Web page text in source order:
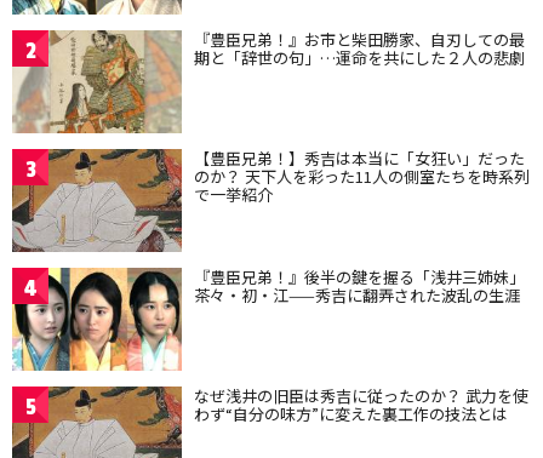
2 『豊臣兄弟！』お市と柴田勝家、自刃しての最
期と「辞世の句」…運命を共にした２人の悲劇
3 【豊臣兄弟！】秀吉は本当に「女狂い」だった
のか？ 天下人を彩った11人の側室たちを時系列
で一挙紹介
4 『豊臣兄弟！』後半の鍵を握る「浅井三姉妹」
茶々・初・江——秀吉に翻弄された波乱の生涯
5 なぜ浅井の旧臣は秀吉に従ったのか？ 武力を使
わず“自分の味方”に変えた裏工作の技法とは